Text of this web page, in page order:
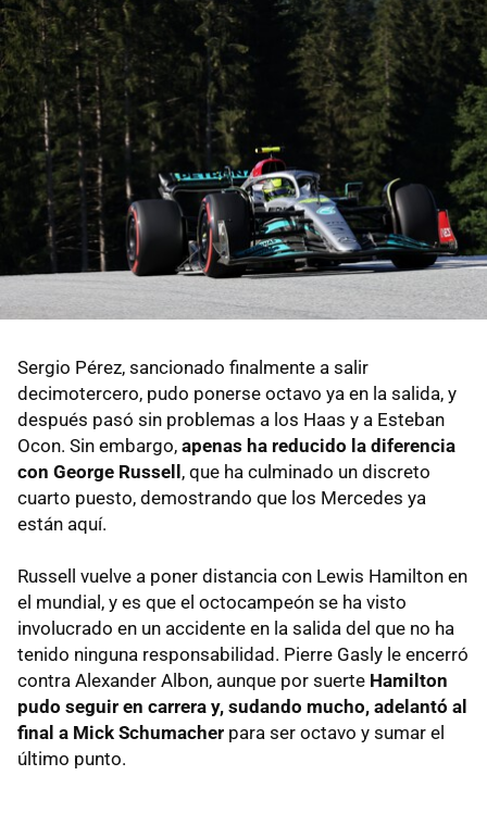
Sergio Pérez, sancionado finalmente a salir
decimotercero, pudo ponerse octavo ya en la salida, y
después pasó sin problemas a los Haas y a Esteban
Ocon. Sin embargo, apenas ha reducido la diferencia
con George Russell , que ha culminado un discreto
cuarto puesto, demostrando que los Mercedes ya
están aquí.
Russell vuelve a poner distancia con Lewis Hamilton en
el mundial, y es que el octocampeón se ha visto
involucrado en un accidente en la salida del que no ha
tenido ninguna responsabilidad. Pierre Gasly le encerró
contra Alexander Albon, aunque por suerte Hamilton
pudo seguir en carrera y, sudando mucho, adelantó al
final a Mick Schumacher para ser octavo y sumar el
último punto.